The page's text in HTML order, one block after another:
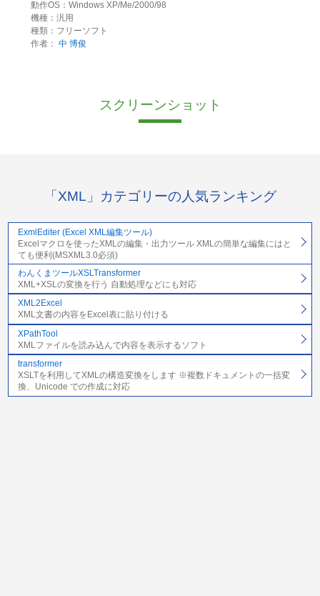
動作OS：Windows XP/Me/2000/98
機種：汎用
種類：フリーソフト
作者： 中 博俊
スクリーンショット
「XML」カテゴリーの人気ランキング
ExmlEditer (Excel XML編集ツール)
Excelマクロを使ったXMLの編集・出力ツール XMLの簡単な編集にはと
ても便利(MSXML3.0必須)
わんくまツールXSLTransformer
XML+XSLの変換を行う 自動処理などにも対応
XML2Excel
XML文書の内容をExcel表に貼り付ける
XPathTool
XMLファイルを読み込んで内容を表示するソフト
transformer
XSLTを利用してXMLの構造変換をします ※複数ドキュメントの一括変
換、Unicode での作成に対応